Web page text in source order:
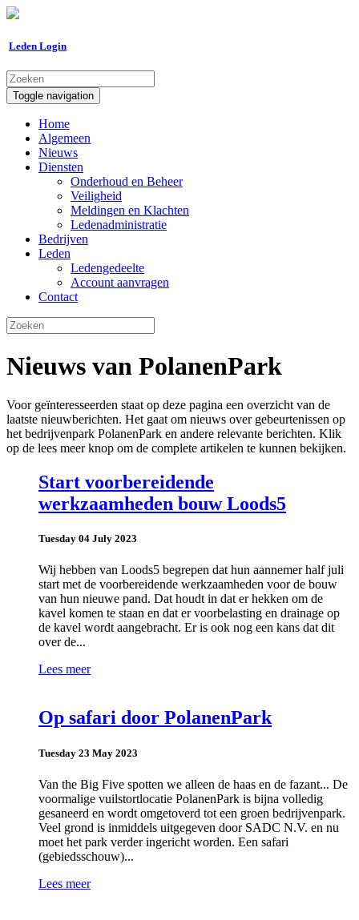
Leden Login
Toggle navigation
Home
Algemeen
Nieuws
Diensten
Onderhoud en Beheer
Veiligheid
Meldingen en Klachten
Ledenadministratie
Bedrijven
Leden
Ledengedeelte
Account aanvragen
Contact
Nieuws van PolanenPark
Voor geïnteresseerden staat op deze pagina een overzicht van de
laatste nieuwberichten. Het gaat om nieuws over gebeurtenissen op
het bedrijvenpark PolanenPark en andere relevante berichten. Klik
op de lees meer knop om de complete artikelen te kunnen bekijken.
Start voorbereidende
werkzaamheden bouw Loods5
Tuesday 04 July 2023
Wij hebben van Loods5 begrepen dat hun aannemer half juli
start met de voorbereidende werkzaamheden voor de bouw
van hun nieuwe pand. Dat houdt in dat er hekken om de
kavel komen te staan en dat er voorbelasting en drainage op
de kavel wordt aangebracht. Er is ook nog een kans dat dit
over de...
Lees meer
Op safari door PolanenPark
Tuesday 23 May 2023
Van the Big Five spotten we alleen de haas en de fazant... De
voormalige vuilstortlocatie PolanenPark is bijna volledig
gesaneerd en wordt omgetoverd tot een groen bedrijvenpark.
Veel grond is inmiddels uitgegeven door SADC N.V. en nu
moet het park verder ingericht worden. Een safari
(gebiedsschouw)...
Lees meer